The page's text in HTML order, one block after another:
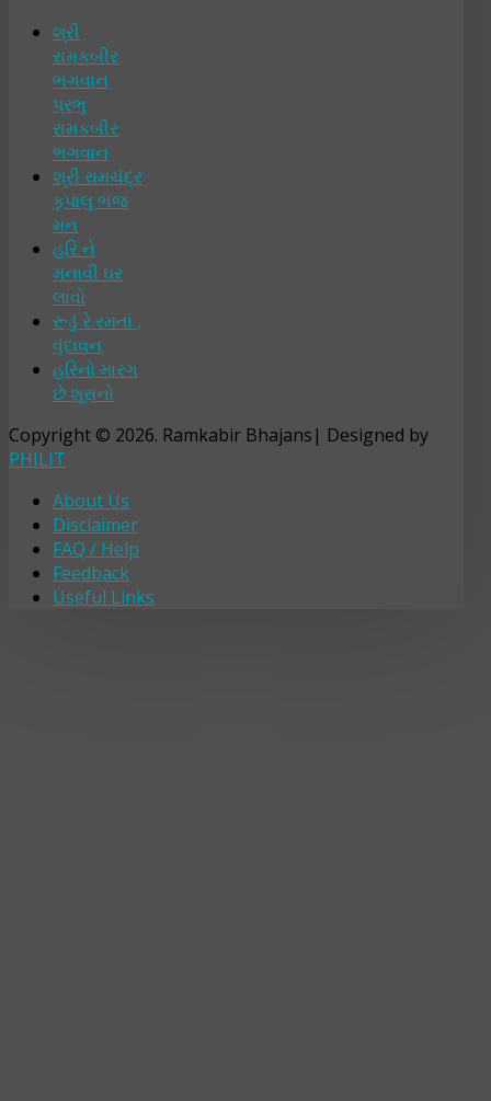
શ્રી
રામકબીર
ભગવાન
પ્રભુ
રામકબીર
ભગવાન
શ્રી રામચંદ્ર
કૃપાલુ ભજ
મન
હરિ ને
મનાવી ઘર
લાવો
રૂડું રે રમતાં ,
વૃંદાવન
હરિનો મારગ
છે શૂરાનો
Copyright © 2026. Ramkabir Bhajans| Designed by
PHILIT
About Us
Disclaimer
FAQ / Help
Feedback
Useful Links